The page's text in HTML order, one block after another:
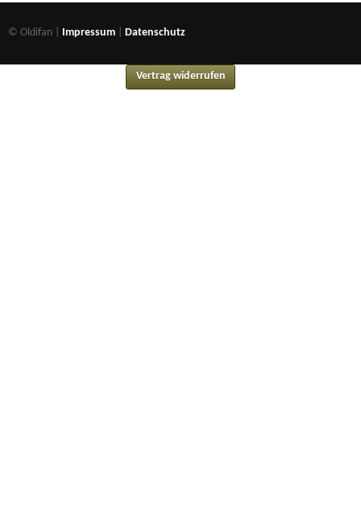
© Oldifan | Impressum Datenschutz
Vertrag widerrufen